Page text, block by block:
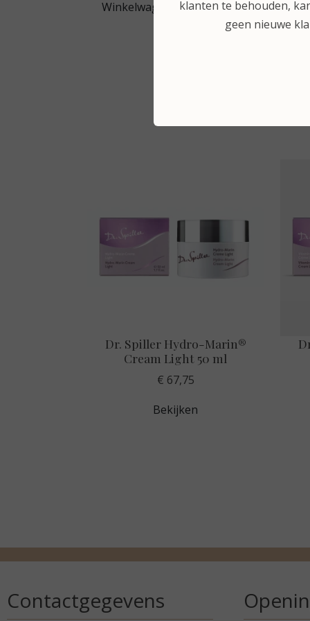
Winkelwagen
Dr. Spiller Hydro-Marin®
Cream Light 50 ml
€ 67,75
Bekijken
Contactgegevens
klanten te behouden,
geen nieuwe